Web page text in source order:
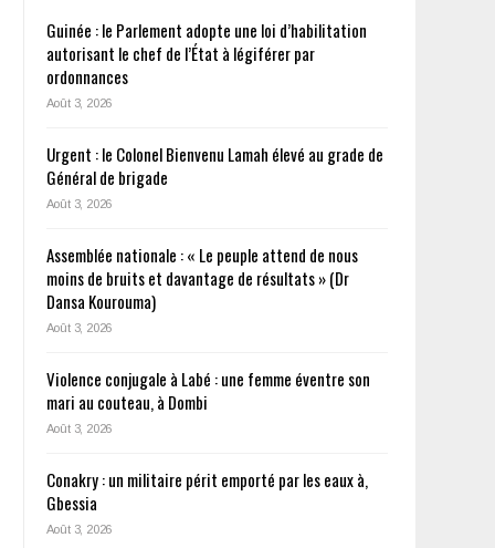
Guinée : le Parlement adopte une loi d’habilitation
autorisant le chef de l’État à légiférer par
ordonnances
Août 3, 2026
Urgent : le Colonel Bienvenu Lamah élevé au grade de
Général de brigade
Août 3, 2026
Assemblée nationale : « Le peuple attend de nous
moins de bruits et davantage de résultats » (Dr
Dansa Kourouma)
Août 3, 2026
Violence conjugale à Labé : une femme éventre son
mari au couteau, à Dombi
Août 3, 2026
Conakry : un militaire périt emporté par les eaux à,
Gbessia
Août 3, 2026